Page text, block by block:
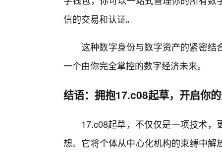
信的交易和认证。
这种数字身份与数字资产的紧密结
一个由你完全掌控的数字经济未来。
结语：拥抱17.c08起草，开启你
17.c08起草，不仅仅是一项技术
想。它将个体从中心化机构的束缚中